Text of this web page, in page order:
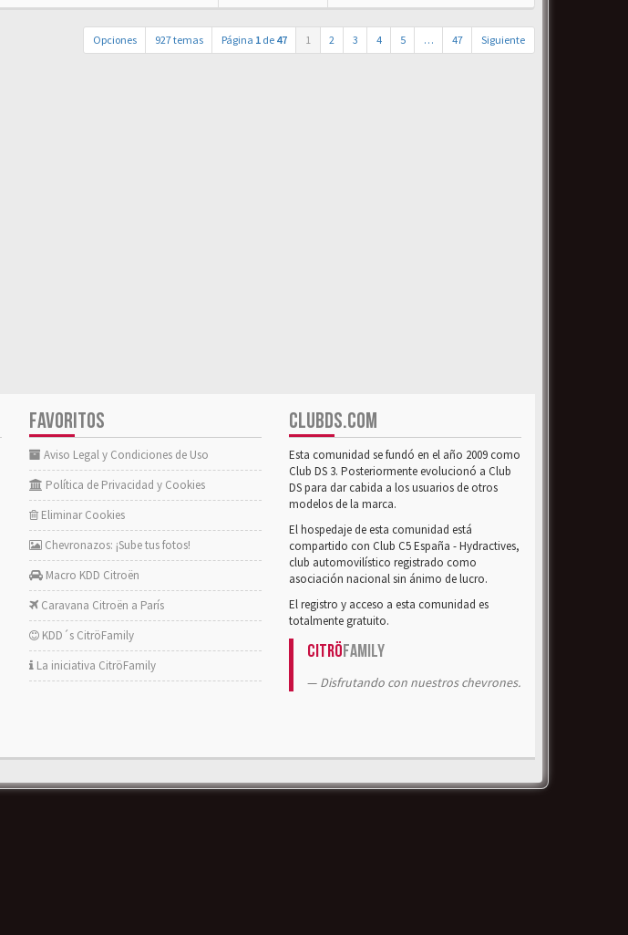
Opciones 927 temas Página 1 de 47 1 2 3 4 5 … 47 Siguiente
FAVORITOS
Aviso Legal y Condiciones de Uso
Política de Privacidad y Cookies
Eliminar Cookies
Chevronazos: ¡Sube tus fotos!
Macro KDD Citroën
Caravana Citroën a París
KDD´s CitröFamily
La iniciativa CitröFamily
CLUBDS.COM
Esta comunidad se fundó en el año 2009 como
Club DS 3. Posteriormente evolucionó a Club
DS para dar cabida a los usuarios de otros
modelos de la marca.
El hospedaje de esta comunidad está
compartido con Club C5 España - Hydractives,
club automovilístico registrado como
asociación nacional sin ánimo de lucro.
El registro y acceso a esta comunidad es
totalmente gratuito.
CitröFamily
Disfrutando con nuestros chevrones.